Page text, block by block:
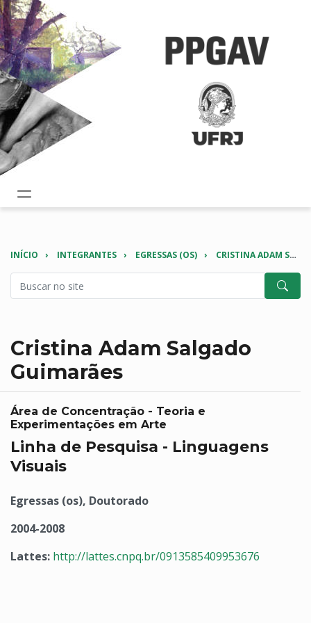
INÍCIO INTEGRANTES EGRESSAS (OS) CRISTINA ADAM SALGADO GUIMARÃES
Cristina Adam Salgado
Guimarães
Área de Concentração - Teoria e
Experimentações em Arte
Linha de Pesquisa - Linguagens
Visuais
Egressas (os), Doutorado
2004-2008
Lattes: http://lattes.cnpq.br/0913585409953676